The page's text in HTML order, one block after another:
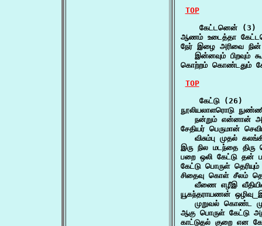
TOP
    கேட்டனென் (3)
ஆணம் உடைத்தா
நேர் இழை அரிவை
இன்னவும் பிறவும்
கொற்றம் கொண்டதும்
TOP
    கேட்டு (26)
நூலியலாளரொடு
நன்றும் என்னான்
சேதியர் பெருமான்
விசும்பு முதல்
இரு நில மடந்தை
பறை ஒலி கேட்டு தன்
கேட்டு பொருள்
சிதைவு கொள் சீலம்
வீணை எழீஇ
யூகந்தராயணன்
முறுவல் கொண்ட
ஆகு பொருள் கேட்டு
காட்டுதல் குறை என